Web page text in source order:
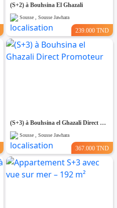
(S+2) à Bouhsina El Ghazali
Sousse , Sousse Jawhara
239.000 TND
(S+3) à Bouhsina el Ghazali Direct Promoteur
Sousse , Sousse Jawhara
367.000 TND